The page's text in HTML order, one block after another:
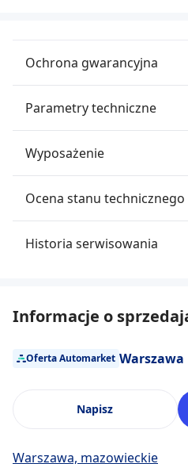
Ochrona gwarancyjna
Parametry techniczne
Wyposażenie
Ocena stanu technicznego
Historia serwisowania
Informacje o
Oferta Automarket Warszawa
Napisz
Warszawa, mazowieckie